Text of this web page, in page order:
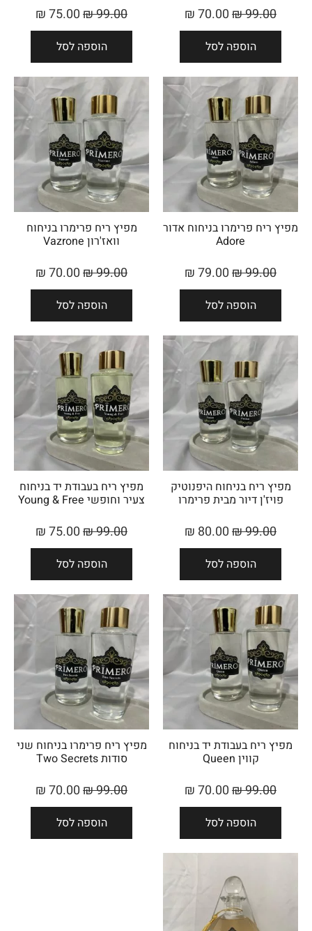
99.00
₪
70.00
₪
הוספה לסל
99.00
₪
75.00
₪
הוספה לסל
מפיץ ריח פרימרו בניחוח אדור
Adore
99.00
₪
79.00
₪
הוספה לסל
מפיץ ריח פרימרו בניחוח
וואז'רון Vazrone
99.00
₪
70.00
₪
הוספה לסל
מפיץ ריח בניחוח היפנוטיק
פויז'ן דיור מבית פרימרו
99.00
₪
80.00
₪
הוספה לסל
מפיץ ריח בעבודת יד בניחוח
צעיר וחופשי Young & Free
99.00
₪
75.00
₪
הוספה לסל
מפיץ ריח בעבודת יד בניחוח
קווין Queen
99.00
₪
70.00
₪
הוספה לסל
מפיץ ריח פרימרו בניחוח שני
סודות Two Secrets
99.00
₪
70.00
₪
הוספה לסל